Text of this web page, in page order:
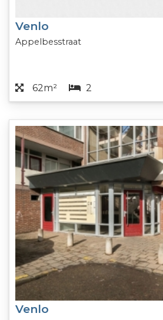
Venlo
Appelbesstraat
62m² 2
Venlo